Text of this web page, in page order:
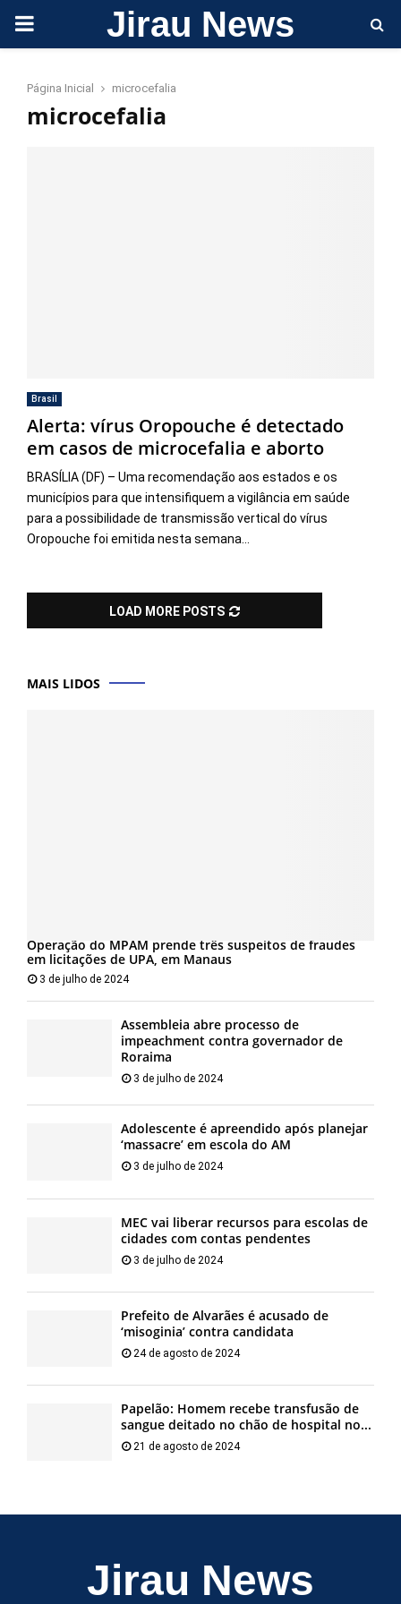
PRIMARY Jirau News
Página Inicial microcefalia
microcefalia
Brasil
Alerta: vírus Oropouche é detectado
em casos de microcefalia e aborto
BRASÍLIA (DF) – Uma recomendação aos estados e os
municípios para que intensifiquem a vigilância em saúde
para a possibilidade de transmissão vertical do vírus
Oropouche foi emitida nesta semana...
LOAD MORE POSTS
MAIS LIDOS
Operação do MPAM prende três suspeitos de fraudes
em licitações de UPA, em Manaus
3 de julho de 2024
Assembleia abre processo de
impeachment contra governador de
Roraima
3 de julho de 2024
Adolescente é apreendido após planejar
‘massacre’ em escola do AM
3 de julho de 2024
MEC vai liberar recursos para escolas de
cidades com contas pendentes
3 de julho de 2024
Prefeito de Alvarães é acusado de
‘misoginia’ contra candidata
24 de agosto de 2024
Papelão: Homem recebe transfusão de
sangue deitado no chão de hospital no...
21 de agosto de 2024
Jirau News